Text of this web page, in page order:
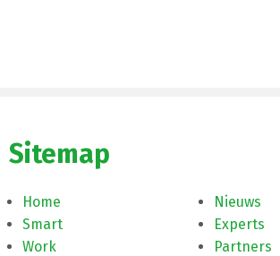
Sitemap
Home
Smart
Work
Nieuws
Experts
Partners